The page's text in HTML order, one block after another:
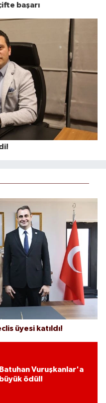
başarı
üyesi katıldı!
Batuhan Vuruşkanlar'a
büyük ödül!